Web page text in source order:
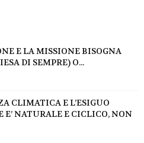
E LA MISSIONE BISOGNA
DI SEMPRE) O...
CLIMATICA E L’ESIGUO
NATURALE E CICLICO, NON